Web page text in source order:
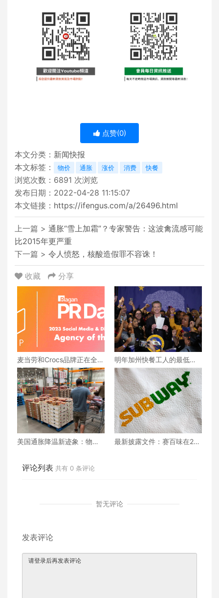
点赞(0)
本文分类： 新闻快报
本文标签：
物价 通胀 涨价 消费 快餐
浏览次数： 6891 次浏览
发布日期：2022-04-28 11:15:07
本文链接： https://ifengus.com/a/26496.html
上一篇 > 通胀“雪上加霜”？专家警告：这波禽流感可能
比2015年更严重
下一篇 > 令人愤怒，核酸造假罪不容诛！
收藏 分享
麦当劳和Crocs品牌正在全球
联手合作，共同推出系列产
品， 独具匠心的设计让粉丝
们的热情再次飙升
明年加州快餐工人的最低时
薪将达到20美元
美国通胀降温新迹象：物价
最新披露文件：赛百味在202
评论列表 共有 0 条评论
暂无评论
发表评论